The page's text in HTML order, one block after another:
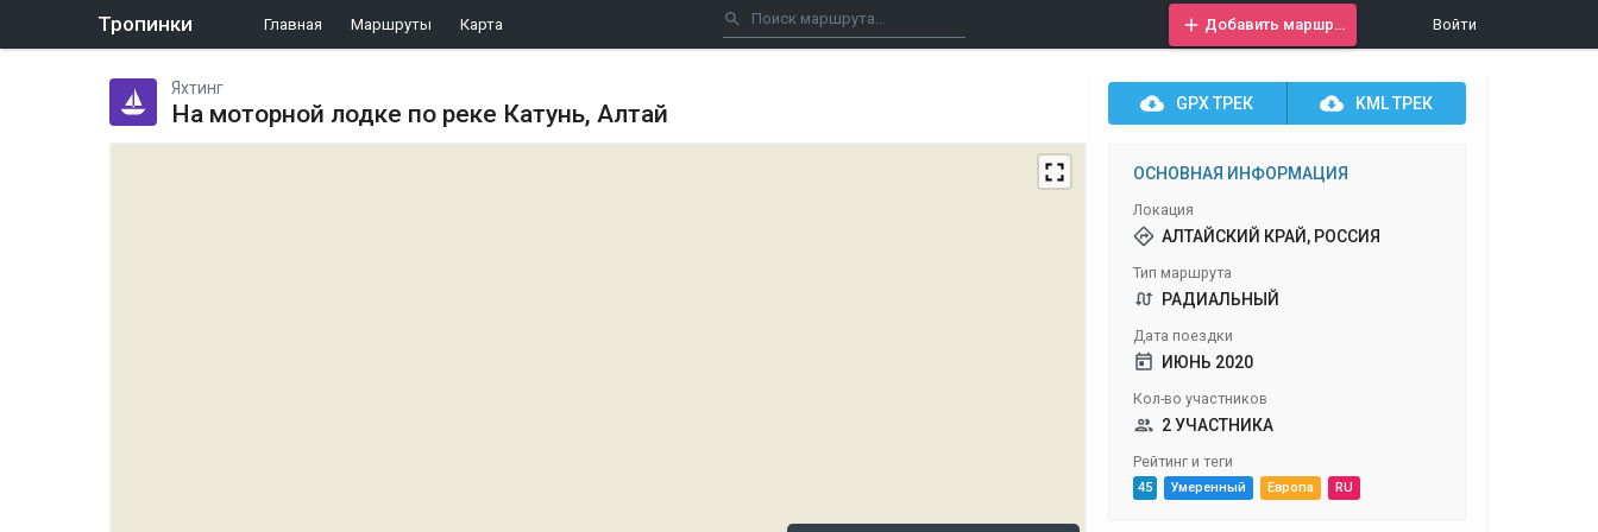
Тропинки Главная Маршруты Карта Войти
Яхтинг
На моторной лодке по реке Катунь, Алтай GPXТРЕК KMLТРЕК
ОСНОВНАЯ ИНФОРМАЦИЯ
Локация
АЛТАЙСКИЙ КРАЙ, РОССИЯ
Тип маршрута
РАДИАЛЬНЫЙ
Дата поездки
ИЮНЬ 2020
Кол-во участников
2 УЧАСТНИКА
Рейтинг и теги
45 Умеренный Европа RU